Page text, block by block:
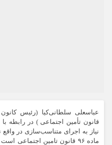
عباسعلی سلطانی‌کیا
(رئیس
قانون تأمین اجتماعی ) در رابطه
نیاز به اجرای متناسب‌سازی در
ماده ۹۶ قانون تامین